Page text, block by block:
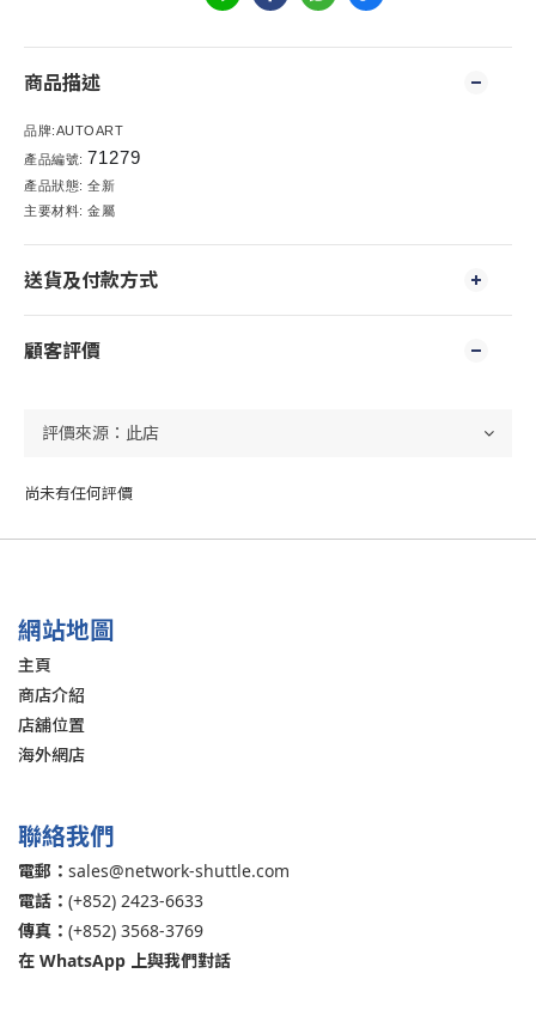
商品描述
品牌:AUTOART
產品編號: 71279
產品狀態: 全新
主要材料: 金屬
送貨及付款方式
顧客評價
尚未有任何評價
網站地圖
主頁
商店介紹
店舖位置
海外網店
聯絡我們
電郵： sales@network-shuttle.com
電話： (+852) 2423-6633
傳真： (+852) 3568-3769
在 WhatsApp 上與我們對話